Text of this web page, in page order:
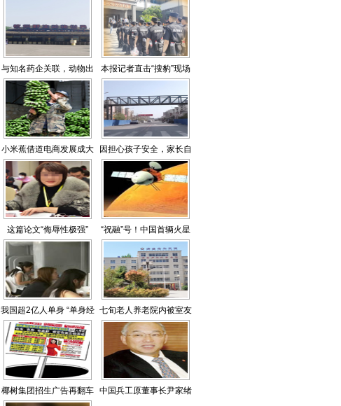
生动物世界
与知名药企关联，动物出
逃或并非首次
本报记者直击“搜豹”现场
小米蕉借道电商发展成大
产业
因担心孩子安全，家长自
费捐天桥
这篇论文“侮辱性极强” “祝融”号！中国首辆火星
车公布命名
我国超2亿人单身 “单身经
济”撬动新风口
七旬老人养老院内被室友
打死
椰树集团招生广告再翻车 中国兵工原董事长尹家绪